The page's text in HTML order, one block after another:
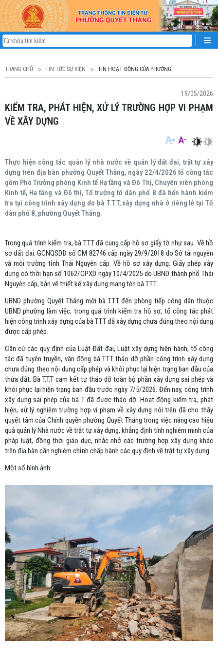
TRANG CHỦ TIN TỨC SỰ KIỆN TIN HOẠT ĐỘNG CỦA PHƯỜNG
19/05/2026
KIỂM TRA, PHÁT HIỆN, XỬ LÝ TRƯỜNG HỢP VI PHẠM
VỀ XÂY DỰNG
Thực hiện công tác quản lý nhà nước về quản lý đất đai, trật tự xây
dựng trên địa bàn phường Quyết Thắng, ngày 22/4/2026 tổ công tác
gồm Phó Trưởng phòng Kinh tế Hạ tầng và Đô Thị, Chuyên viên phòng
Kinh tế, Hạ tầng và Đô thị, Tổ trưởng tổ dân phố 8 đã tiến hành kiểm
tra tại công trình xây dựng do bà T.T.T, xây dựng nhà ở riêng lẻ tại Tổ
dân phố 8, phường Quyết Thắng.
Trong quá trình kiểm tra, bà T.T.T đã cung cấp hồ sơ giấy tờ như sau. Về hồ
sơ đất đai: GCNQSDĐ số CM 82746 cấp ngày 29/9/2018 do Sở tài nguyên
và môi trường tỉnh Thái Nguyên cấp. Về hồ sơ xây dựng: Giấy phép xây
dựng có thời hạn số 1062/GPXD ngày 10/4/2025 do UBND thành phố Thái
Nguyên cấp, bản vẽ thiết kế xây dựng mang tên bà T.T.T.
UBND phường Quyết Thắng mời bà T.T.T đến phòng tiếp công dân thuộc
UBND phường làm việc, trong quá trình kiểm tra hồ sơ, tổ công tác phát
hiện công trình xây dựng của bà T.T.T đã xây dựng chưa đúng theo nội dung
được cấp phép.
Căn cứ các quy định của Luật Đất đai, Luật xây dựng hiện hành, tổ công
tác đã tuyên truyền, vận động bà T.T.T tháo dỡ phần công trình xây dựng
chưa đúng theo nội dung cấp phép và khôi phục lại hiện trạng ban đầu của
thửa đất. Bà T.T.T cam kết tự tháo dỡ toàn bộ phần xây dựng sai phép và
khôi phục lại hiện trạng ban đầu trước ngày 7/5/2026. Đến nay, công trình
xây dựng sai phép của bà T đã được tháo dỡ. Hoạt động kiểm tra, phát
hiện, xử lý nghiêm trường hợp vi phạm về xây dựng nói trên đã cho thấy
quyết tâm của Chính quyền phường Quyết Thắng trong việc nâng cao hiệu
quả quản lý Nhà nước về trật tự xây dựng, khẳng định tính nghiêm minh của
pháp luật, đồng thời giáo dục, nhắc nhở các trường hợp xây dựng khác
trên địa bàn cần nghiêm chỉnh chấp hành các quy định về trật tự xây dựng.
Một số hình ảnh: